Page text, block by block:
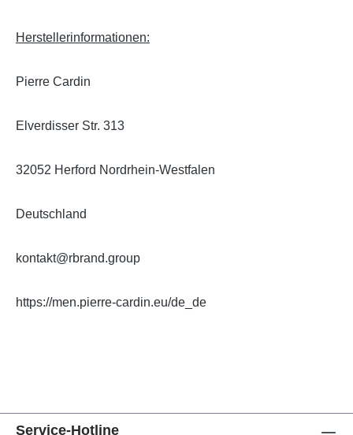
Herstellerinformationen:
Pierre Cardin
Elverdisser Str. 313
32052 Herford Nordrhein-Westfalen
Deutschland
kontakt@rbrand.group
https://men.pierre-cardin.eu/de_de
Service-Hotline